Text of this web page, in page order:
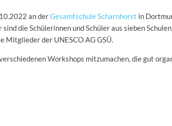
an derGesamtschule Scharnhorst in
die Schülerinnen und Schüler aus sieben
Mitglieder der UNESCO AG GSÜ.
Workshops mitzumachen, die gut